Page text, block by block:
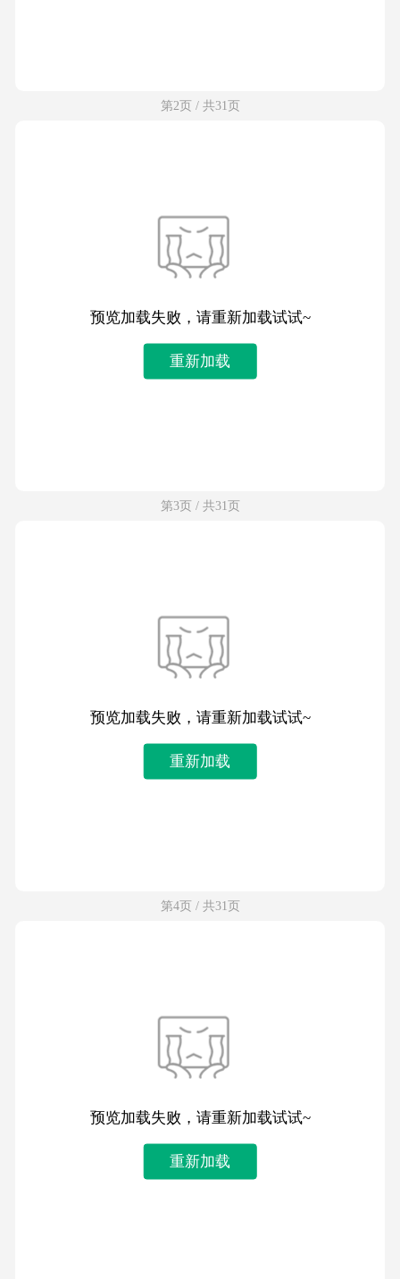
第2页 / 共31页
预览加载失败，请重新加载试试~
重新加载
第3页 / 共31页
预览加载失败，请重新加载试试~
重新加载
第4页 / 共31页
预览加载失败，请重新加载试试~
重新加载